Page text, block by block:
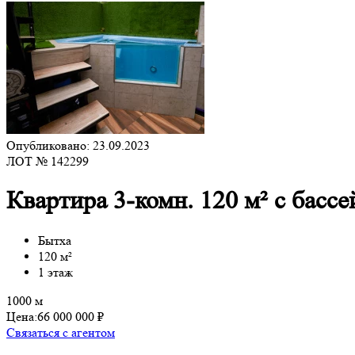
Опубликовано: 23.09.2023
ЛОТ № 142299
Квартира 3-комн. 120 м² с
Бытха
120 м²
1 этаж
1000 м
Цена:66 000 000 ₽
Связаться с агентом